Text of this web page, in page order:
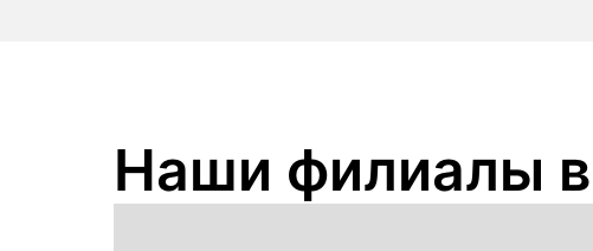
Наши филиалы